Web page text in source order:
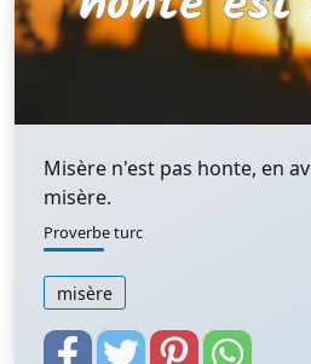
Misère n'est pas honte, en
misère.
Proverbe turc
misère